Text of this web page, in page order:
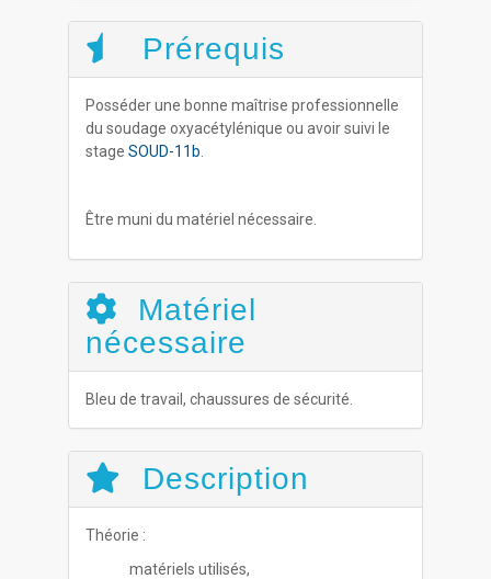
Prérequis
Posséder une bonne maîtrise professionnelle
du soudage oxyacétylénique ou avoir suivi le
stageSOUD-11b
Être muni du matériel nécessaire.
Matériel
nécessaire
Bleu de travail, chaussures de sécurité.
Description
Théorie :
matériels utilisés,